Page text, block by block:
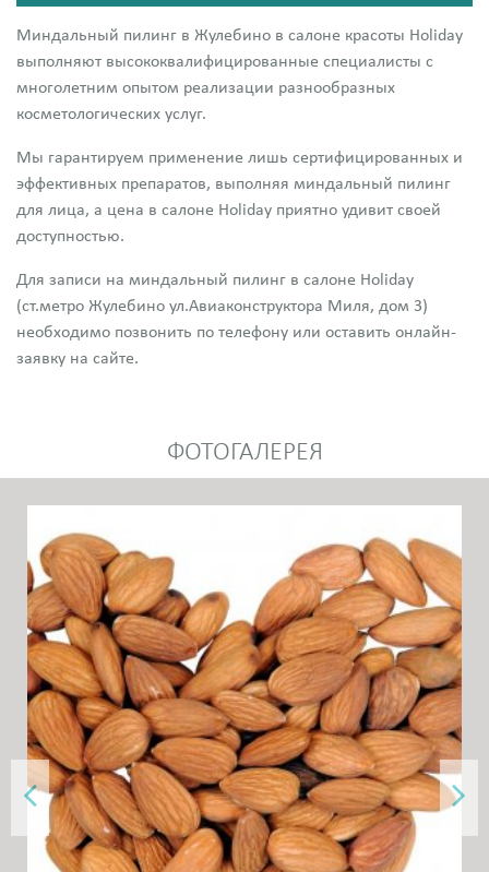
Миндальный пилинг в Жулебино в салоне красоты Holiday
выполняют высококвалифицированные специалисты с
многолетним опытом реализации разнообразных
косметологических услуг.
Мы гарантируем применение лишь сертифицированных и
эффективных препаратов, выполняя миндальный пилинг
для лица, а цена в салоне Holiday приятно удивит своей
доступностью.
Для записи на миндальный пилинг в салоне Holiday
(ст.метро Жулебино ул.Авиаконструктора Миля, дом 3)
необходимо позвонить по телефону или оставить онлайн-
заявку на сайте.
ФОТОГАЛЕРЕЯ